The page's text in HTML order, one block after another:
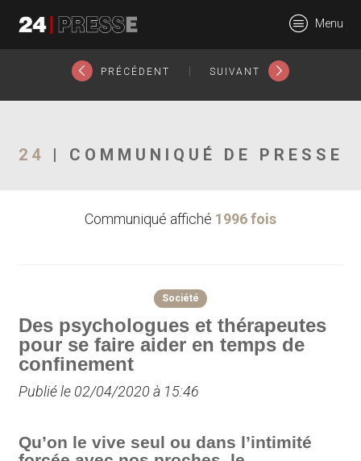
24Presse -
Communiqués de
Menu
PRÉCÉDENT SUIVANT
24 | COMMUNIQUÉ DE PRESSE
Communiqué affiché 1996 fois
Société
Des psychologues et thérapeutes
pour se faire aider en temps de
confinement
Publié le 02/04/2020 à 15:46
Qu’on le vive seul ou dans l’intimité